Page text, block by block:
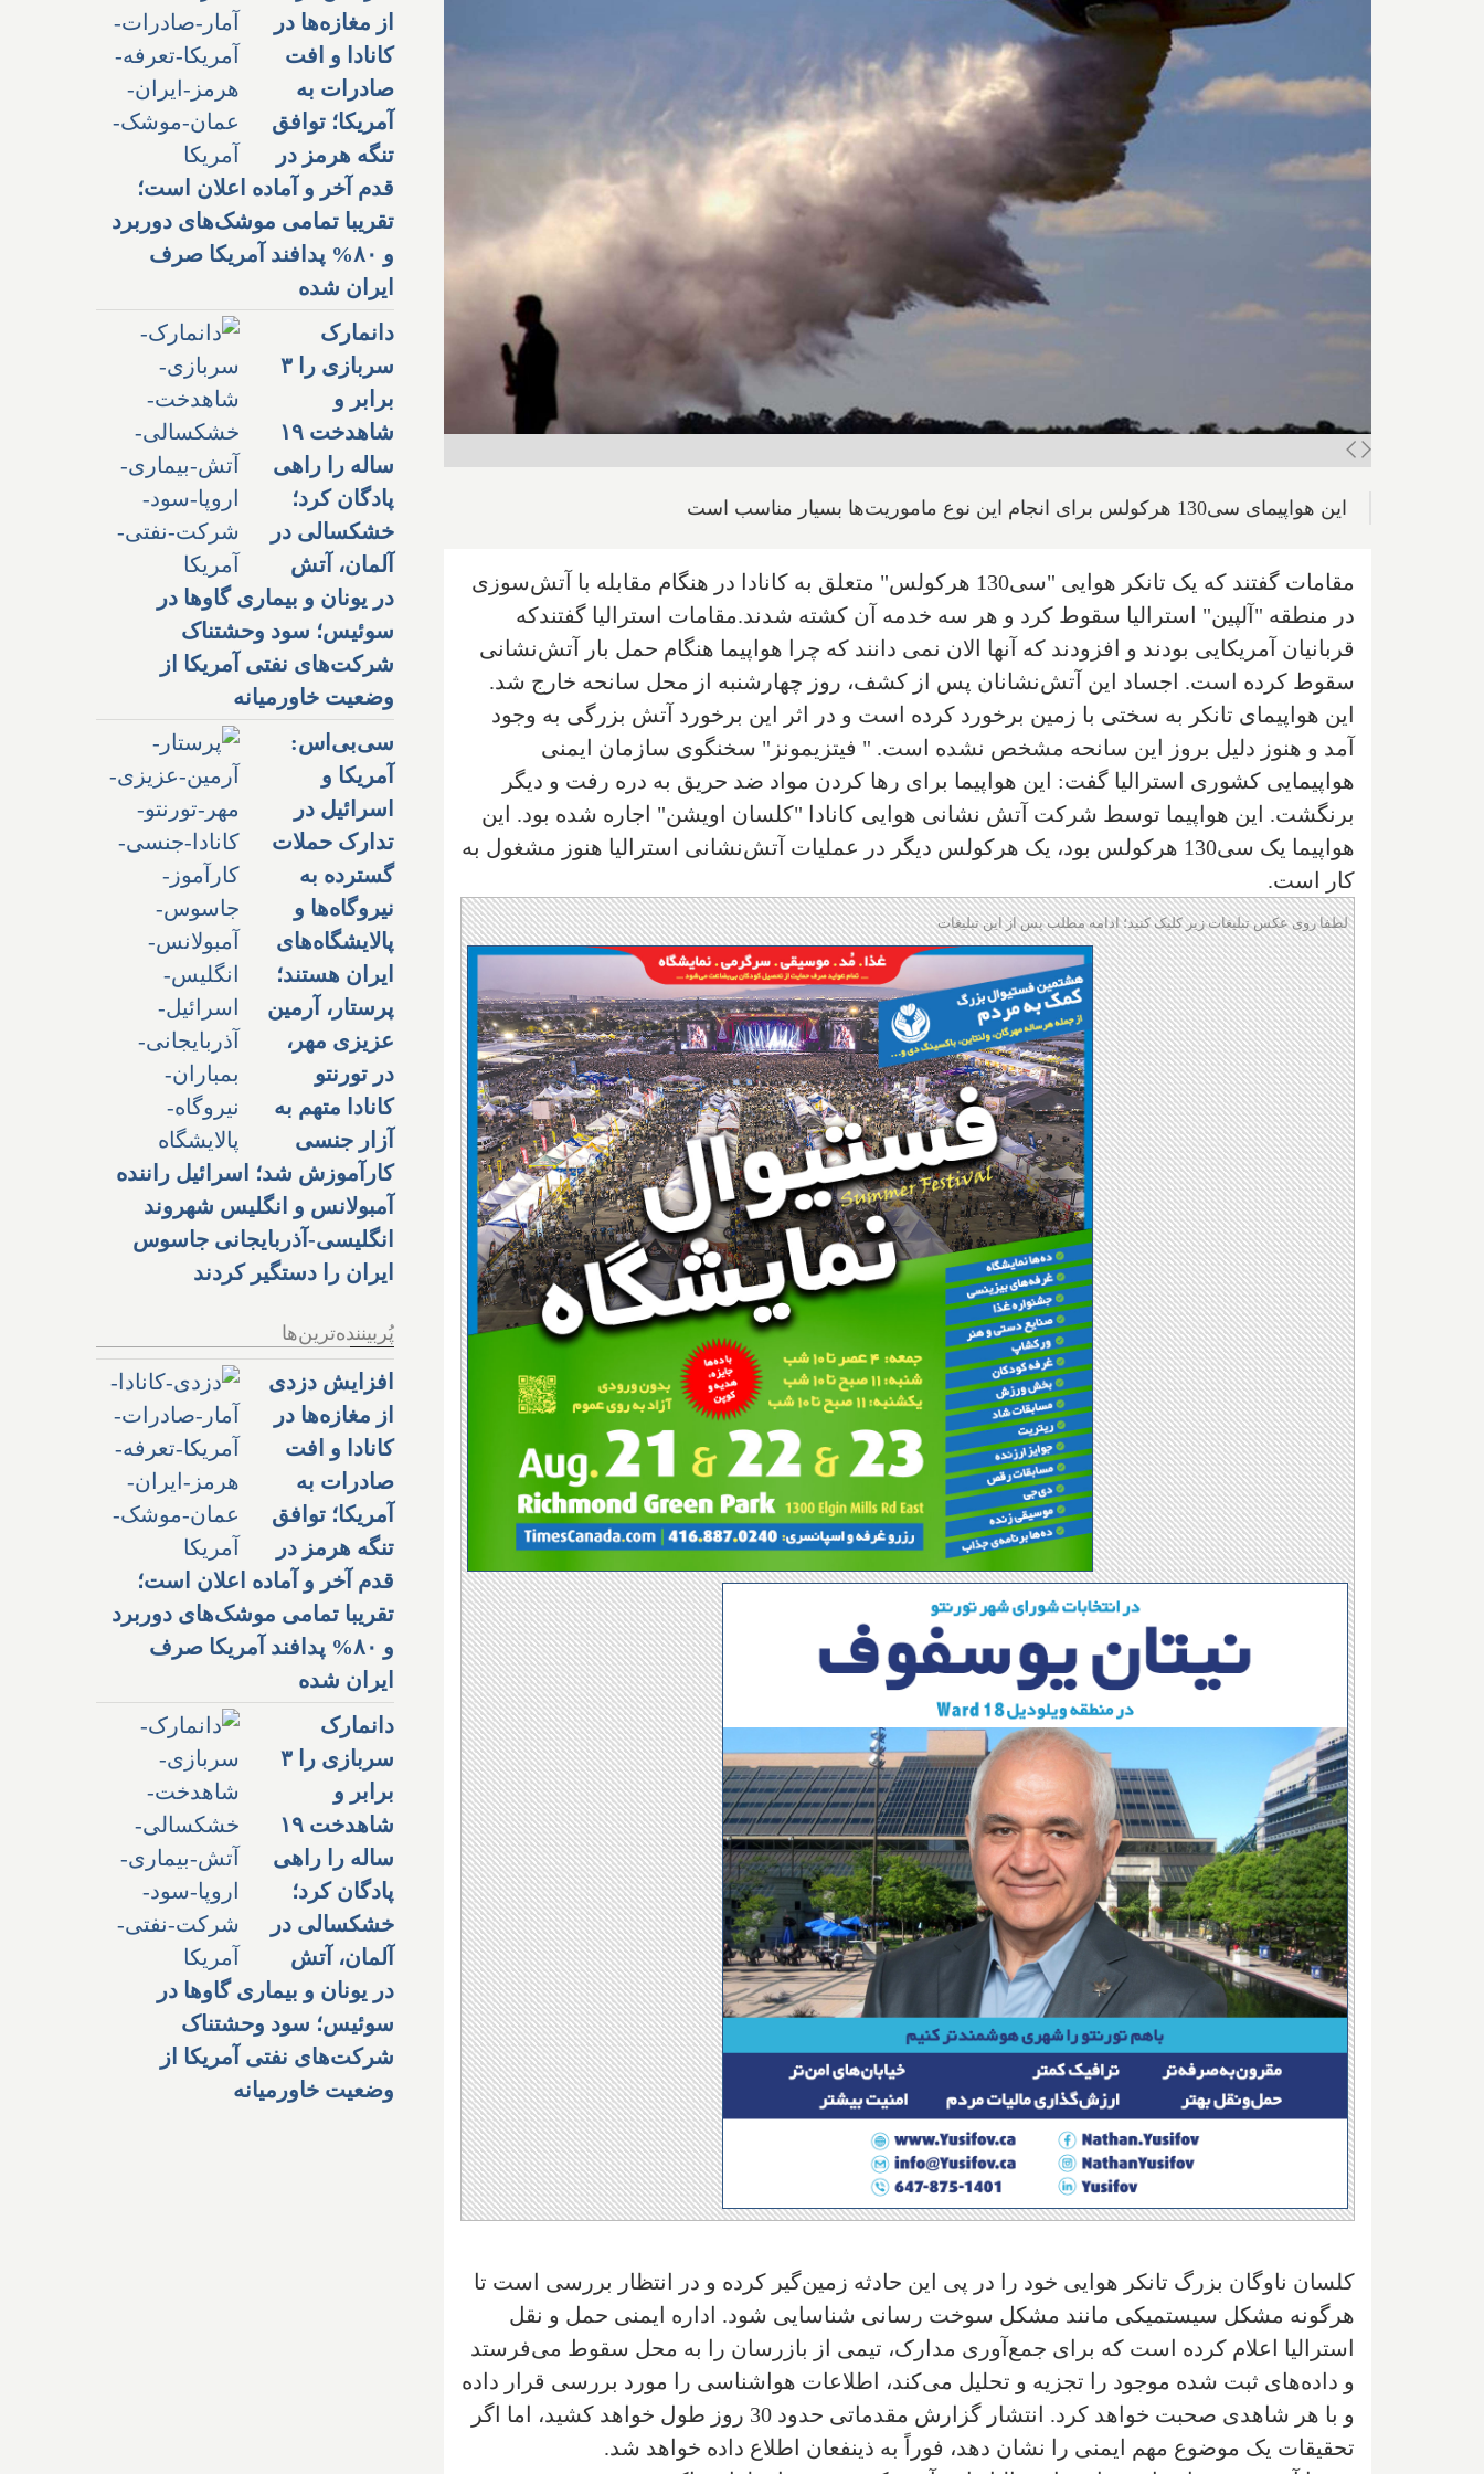
این هواپیمای سی‌130 هرکولس برای انجام این نوع ماموریت‌ها بسیار مناسب است
مقامات گفتند که یک تانکر هوایی "سی‌130 هرکولس" متعلق به کانادا در هنگام مقابله با آتش‌سوزی
در منطقه "آلپین" استرالیا سقوط کرد و هر سه خدمه آن کشته شدند.مقامات استرالیا گفتند‌كه
قربانیان آمریكایی بودند‌ و افزودند كه آنها الان نمی دانند كه چرا هواپیما هنگام حمل بار آتش‌نشانی
سقوط كرده است. اجساد این آتش‌نشانان پس از کشف، روز چهارشنبه از محل سانحه خارج شد.
این هواپیمای تانکر به سختی با زمین برخورد کرده است و در اثر این برخورد آتش بزرگی به وجود
آمد و هنوز دلیل بروز این سانحه مشخص نشده است. " فیتزیمونز‌" سخنگوی سازمان ایمنی
هواپیمایی کشوری استرالیا گفت: این هواپیما برای رها کردن مواد ضد حریق به دره رفت و دیگر
برنگشت. این هواپیما توسط شرکت آتش نشانی هوایی کانادا "کلسان اویشن" اجاره شده بود. این
هواپیما یک سی‌130 هرکولس بود، یک هرکولس دیگر در عملیات آتش‌نشانی استرالیا هنوز مشغول به
کار است.
لطفا روی عکس تبلیغات زیر کلیک کنید؛ ادامه مطلب پس از این تبلیغات
کلسان ناوگان بزرگ تانکر هوایی خود را در پی این حادثه زمین‌گیر کرده و در انتظار بررسی است تا
هرگونه مشکل سیستمیکی مانند مشکل سوخت رسانی شناسایی شود. اداره ایمنی حمل و نقل
استرالیا اعلام کرده است که برای جمع‌آوری مدارک‌، تیمی از بازرسان را به محل سقوط می‌فرستد
و داده‌های ثبت شده موجود را تجزیه و تحلیل می‌کند، اطلاعات هواشناسی را مورد بررسی قرار داده
و با هر شاهدی صحبت خواهد کرد. انتشار گزارش مقدماتی حدود 30 روز طول خواهد کشید‌، اما اگر
تحقیقات یک موضوع مهم ایمنی را نشان دهد‌، فوراً به ذینفعان اطلاع داده خواهد شد.
از مغازه‌ها در
کانادا و افت
صادرات به
آمریکا؛ توافق
تنگه هرمز در
قدم آخر و آماده اعلان است؛
تقریبا تمامی موشک‌های دوربرد
و ۸۰% پدافند آمریکا صرف
ایران شده
دانمارک
سربازی را ۳
برابر و
شاهدخت ۱۹
ساله را راهی
پادگان کرد؛
خشکسالی در
آلمان، آتش
در یونان و بیماری گاوها در
سوئیس؛ سود وحشتناک
شرکت‌های نفتی آمریکا از
وضعیت خاورمیانه
سی‌بی‌اس:
آمریکا و
اسرائیل در
تدارک حملات
گسترده به
نیروگاه‌ها و
پالایشگاه‌های
ایران هستند؛
پرستار، آرمین
عزیزی مهر،
در تورنتو
کانادا متهم به
آزار جنسی
کارآموزش شد؛ اسرائیل راننده
آمبولانس و انگلیس شهروند
انگلیسی-آذربایجانی جاسوس
ایران را دستگیر کردند
پُربیننده‌ترین‌ها
افزایش دزدی
از مغازه‌ها در
کانادا و افت
صادرات به
آمریکا؛ توافق
تنگه هرمز در
قدم آخر و آماده اعلان است؛
تقریبا تمامی موشک‌های دوربرد
و ۸۰% پدافند آمریکا صرف
ایران شده
دانمارک
سربازی را ۳
برابر و
شاهدخت ۱۹
ساله را راهی
پادگان کرد؛
خشکسالی در
آلمان، آتش
در یونان و بیماری گاوها در
سوئیس؛ سود وحشتناک
شرکت‌های نفتی آمریکا از
وضعیت خاورمیانه